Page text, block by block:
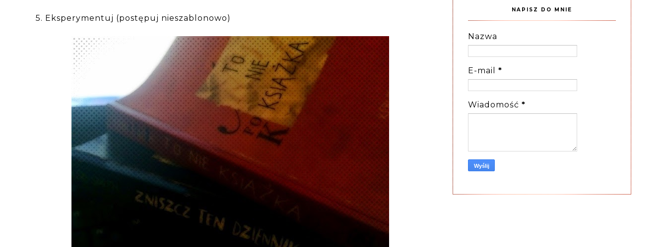
5. Eksperymentuj (postępuj nieszablonowo)
NAPISZ DO MNIE
Nazwa
E-mail *
Wiadomość *